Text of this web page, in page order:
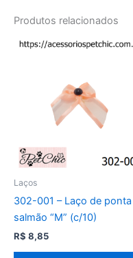
Produtos relacionados
Laços
302-001 – Laço de ponta
salmão “M” (c/10)
R$ 8,85